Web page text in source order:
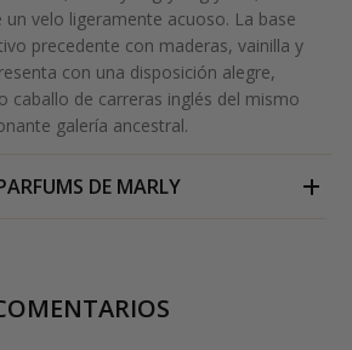
velo ligeramente acuoso. La base
precedente con maderas, vainilla y
con una disposición alegre,
caballo de carreras inglés del mismo
galería ancestral.
DE MARLY